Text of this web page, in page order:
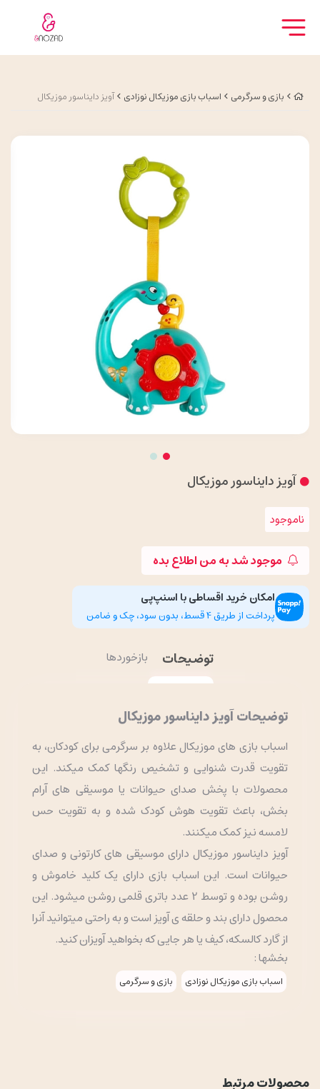
بازی و سرگرمی اسباب بازی موزیکال نوزادی آویز دایناسور موزیکال
آویز دایناسور موزیکال
ناموجود
موجود شد به من اطلاع بده
امکان خرید اقساطی با اسنپ‌پی
پرداخت از طریق 4 قسط، بدون سود، چک و ضامن
توضیحات بازخوردها
توضیحات آویز دایناسور موزیکال
اسباب بازی های موزیکال علاوه بر سرگرمی برای کودکان، به
تقویت قدرت شنوایی و تشخیص رنگها کمک میکند. این
محصولات با پخش صدای حیوانات یا موسیقی های آرام
بخش، باعث تقویت هوش کودک شده و به تقویت حس
لامسه نیز کمک میکنند.
آویز دایناسور موزیکال دارای موسیقی های کارتونی و صدای
حیوانات است. این اسباب بازی دارای یک کلید خاموش و
روشن بوده و توسط 2 عدد باتری قلمی روشن میشود. این
محصول دارای بند و حلقه ی آویز است و به راحتی میتوانید آنرا
از گارد کالسکه، کیف یا هر جایی که بخواهید آویزان کنید.
بخشها :
اسباب بازی موزیکال نوزادی بازی و سرگرمی
محصولات مرتبط